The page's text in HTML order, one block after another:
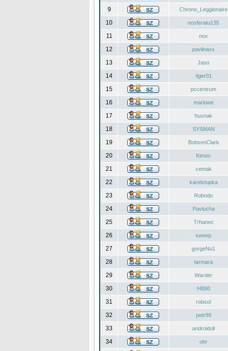
9
Chrono_Leggionaire
10
nosferatu135
11
nox
12
pavlinaxx
13
Jaso
14
tiger01
15
pccentrum
16
marlowe
17
husnak
18
SYSMAN
19
BobsenClark
20
Kimov
21
cemak
22
karelstupka
23
Robodo
24
Pavlucha
25
Trhanec
26
sweep
27
gorgeNo1
28
tarmara
29
Warder
30
HB80
31
robsol
32
petr99
33
androidoll
34
ohr